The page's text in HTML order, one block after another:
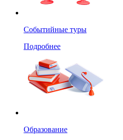
Событийные туры
Подробнее
Образование